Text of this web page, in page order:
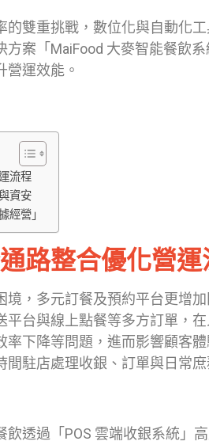
雙重挑戰，數位化與自動化
方案「MaiFood 大麥智能餐飲
營運效能。
流程
資安
經營」
路整合優化營運
境，多元訂餐及預約平台更增
平台與線上點餐等多方訂單，
率下降等問題，進而影響顧客
間駐店處理收銀、訂單與日常
透過「POS 雲端收銀系統」